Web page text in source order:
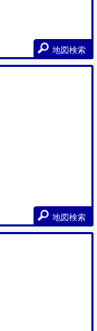
地図検索
地図検索